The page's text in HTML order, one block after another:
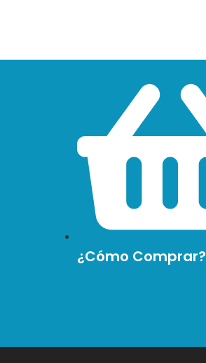
¿Cómo Comprar?